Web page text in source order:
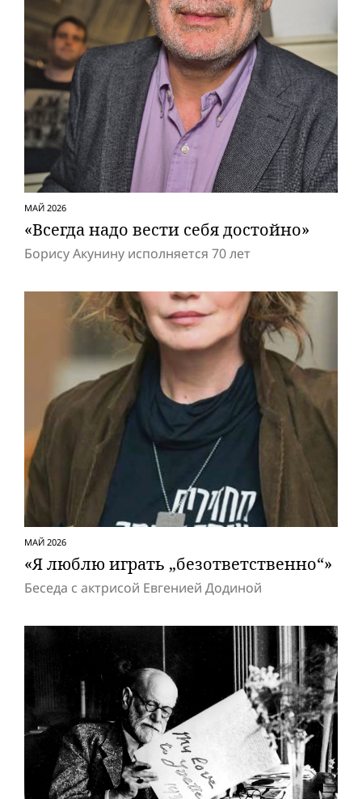
МАЙ 2026
«Всегда надо вести себя достойно»
Борису Акунину исполняется 70 лет
МАЙ 2026
«Я люблю играть „безответственно“»
Беседа с актрисой Евгенией Додиной